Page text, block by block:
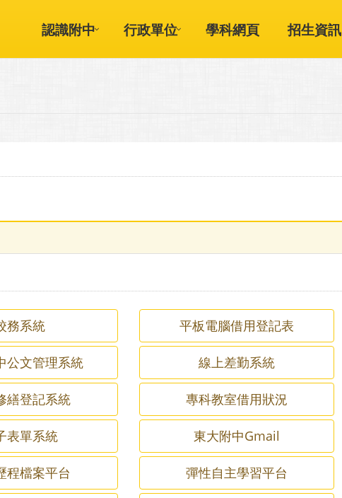
認識附中 行政單位 學科網頁 招生資訊
務系統 平板電腦借用登記表
公文管理系統 線上差勤系統
繕登記系統 專科教室借用狀況
表單系統 東大附中Gmail
程檔案平台 彈性自主學習平台